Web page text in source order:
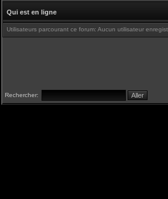
Qui est en ligne
Utilisateurs parcourant ce forum: Aucun utilisateur
Rechercher: